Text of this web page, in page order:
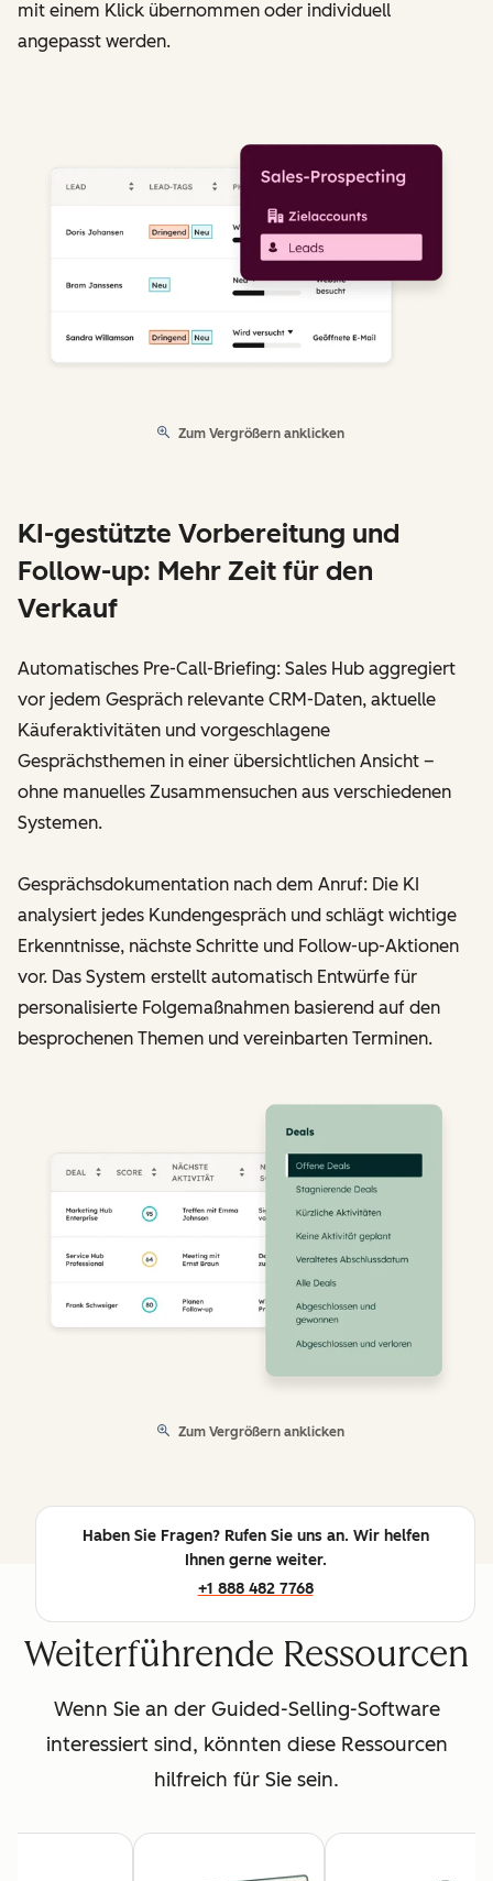
mit einem Klick übernommen oder individuell
angepasst werden.
Zum Vergrößern anklicken
KI-gestützte Vorbereitung und
Follow-up: Mehr Zeit für den
Verkauf
Automatisches Pre-Call-Briefing: Sales Hub aggregiert
vor jedem Gespräch relevante CRM-Daten, aktuelle
Käuferaktivitäten und vorgeschlagene
Gesprächsthemen in einer übersichtlichen Ansicht –
ohne manuelles Zusammensuchen aus verschiedenen
Systemen.
Gesprächsdokumentation nach dem Anruf: Die KI
analysiert jedes Kundengespräch und schlägt wichtige
Erkenntnisse, nächste Schritte und Follow-up-Aktionen
vor. Das System erstellt automatisch Entwürfe für
personalisierte Folgemaßnahmen basierend auf den
besprochenen Themen und vereinbarten Terminen.
Zum Vergrößern anklicken
Haben Sie Fragen? Rufen Sie uns an. Wir helfen
Ihnen gerne weiter.
+1 888 482 7768
Weiterführende Ressourcen
Wenn Sie an der Guided-Selling-Software
interessiert sind, könnten diese Ressourcen
hilfreich für Sie sein.